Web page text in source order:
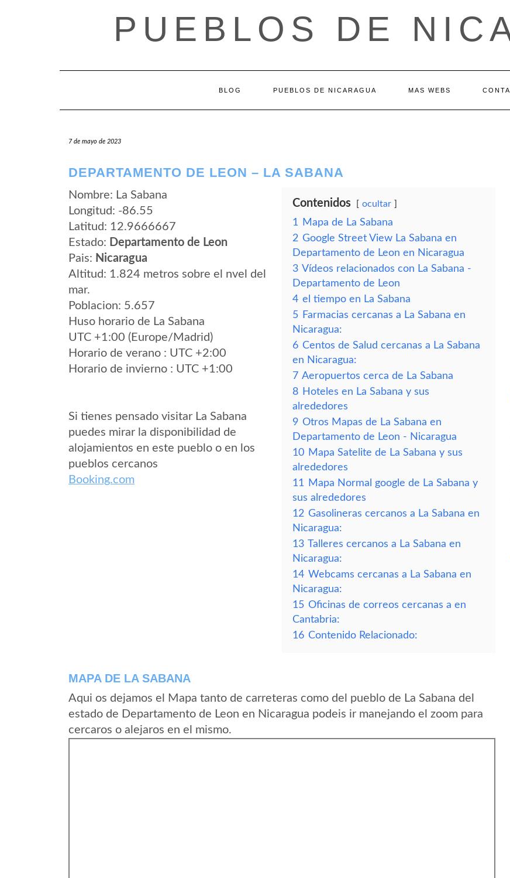
PUEBLOS DE
BLOG PUEBLOS DE NICARAGUA MAS WEBS
7 de mayo de 2023
DEPARTAMENTO DE LEON – LA SABANA
Nombre: La Sabana
Longitud: -86.55
Latitud: 12.9666667
Estado: Departamento de Leon
Pais: Nicaragua
Altitud: 1.824 metros sobre el nvel del
mar.
Poblacion: 5.657
Huso horario de La Sabana
UTC +1:00 (Europe/Madrid)
Horario de verano : UTC +2:00
Horario de invierno : UTC +1:00
Si tienes pensado visitar La Sabana
puedes mirar la disponibilidad de
alojamientos en este pueblo o en los
pueblos cercanos
Booking.com
Contenidos ocultar
1
Mapa de La Sabana
2 Google Street View La Sabana en
Departamento de Leon en Nicaragua
3 Vídeos relacionados con La Sabana -
Departamento de Leon
4 el tiempo en La Sabana
5 Farmacias cercanas a La Sabana en
Nicaragua:
6 Centos de Salud cercanas a La Sabana
en Nicaragua:
7 Aeropuertos cerca de La Sabana
8 Hoteles en La Sabana y sus
alrededores
9 Otros Mapas de La Sabana en
Departamento de Leon - Nicaragua
10 Mapa Satelite de La Sabana y sus
alrededores
11
Mapa Normal google de La Sabana y
sus alrededores
12 Gasolineras cercanos a La Sabana en
Nicaragua:
13 Talleres cercanos a La Sabana en
Nicaragua:
14 Webcams cercanas a La Sabana en
Nicaragua:
15 Oficinas de correos cercanas a en
Cantabria:
16 Contenido Relacionado:
MAPA DE LA SABANA
Aqui os dejamos el Mapa tanto de carreteras como del pueblo de La Sabana del
estado de Departamento de Leon en Nicaragua podeis ir manejando el zoom para
cercaros o alejaros en el mismo.